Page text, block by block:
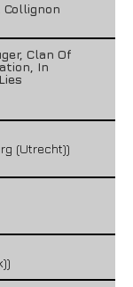
Collignon
Clan Of
In
(Utrecht))